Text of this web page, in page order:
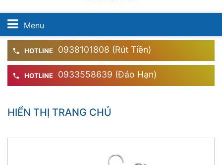
Menu
HOTLINE 0938101808 (Rút Tiền)
HOTLINE 0933558639 (Đáo Hạn)
HIỂN THỊ TRANG CHỦ